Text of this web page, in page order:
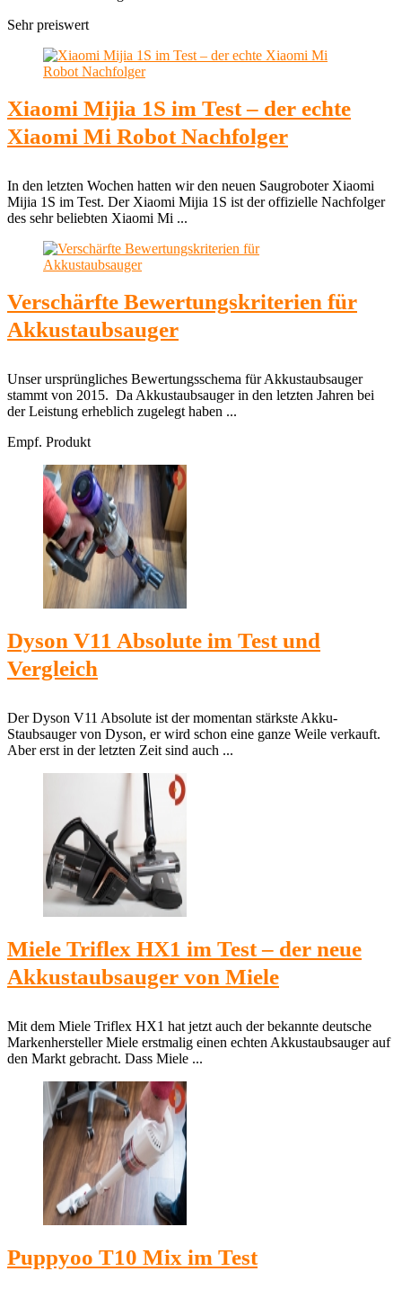
Sehr preiswert
Xiaomi Mijia 1S im Test – der echte
Xiaomi Mi Robot Nachfolger
In den letzten Wochen hatten wir den neuen Saugroboter Xiaomi
Mijia 1S im Test. Der Xiaomi Mijia 1S ist der offizielle Nachfolger
des sehr beliebten Xiaomi Mi ...
Verschärfte Bewertungskriterien für
Akkustaubsauger
Unser ursprüngliches Bewertungsschema für Akkustaubsauger
stammt von 2015. Da Akkustaubsauger in den letzten Jahren bei
der Leistung erheblich zugelegt haben ...
Empf. Produkt
Dyson V11 Absolute im Test und
Vergleich
Der Dyson V11 Absolute ist der momentan stärkste Akku-
Staubsauger von Dyson, er wird schon eine ganze Weile verkauft.
Aber erst in der letzten Zeit sind auch ...
Miele Triflex HX1 im Test – der neue
Akkustaubsauger von Miele
Mit dem Miele Triflex HX1 hat jetzt auch der bekannte deutsche
Markenhersteller Miele erstmalig einen echten Akkustaubsauger auf
den Markt gebracht. Dass Miele ...
Puppyoo T10 Mix im Test